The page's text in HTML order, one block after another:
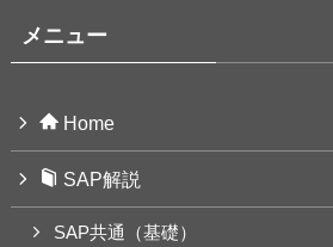
メニュー
Home
SAP解説
SAP共通（基礎）